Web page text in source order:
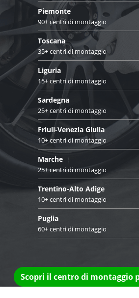
Piemonte
90+ centri di montaggio
Toscana
35+ centri di montaggio
Liguria
15+ centri di montaggio
Sardegna
25+ centri di montaggio
Friuli-Venezia Giulia
10+ centri di montaggio
Marche
25+ centri di montaggio
Trentino-Alto Adige
10+ centri di montaggio
Puglia
60+ centri di montaggio
Scopri il centro di montaggio